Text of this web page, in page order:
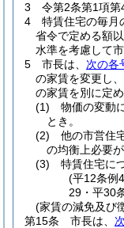
3
令第2条第1項第
4
特賃住宅の毎月
省令で定める額
水準を考慮して市
5
市長は、 次の各
の家賃を変更し
の家賃を別に定
(1)
物価の変動
とき。
(2)
他の市営住
の均衡上必要
(3)
特賃住宅に
(平12条例
29・平30
(家賃の減免及び
第15条
市長は、